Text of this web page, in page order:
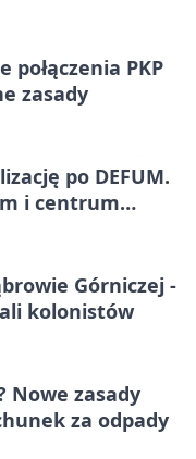
PKP
zasady
po DEFUM.
i centrum
Górniczej -
kolonistów
Nowe zasady
za odpady